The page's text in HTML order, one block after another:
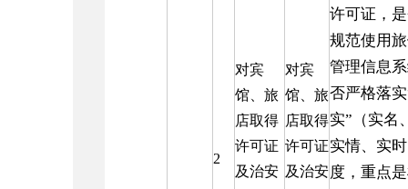
2
对宾
馆、旅
店取得
许可证
及治安
对宾
馆、旅
店取得
许可证
及治安
许可证，
规范使用
管理信息
否严格落
实”（实名
实情、实
度，重点